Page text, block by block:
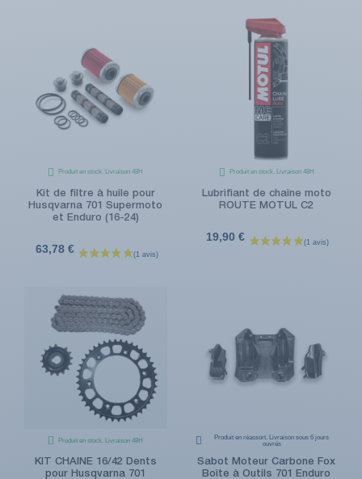
Produit en stock. Livraison 48H
Kit de filtre à huile pour
Husqvarna 701 Supermoto
et Enduro (16-24)
63,78 €
Produit en stock. Livraison 48H
Lubrifiant de chaîne moto
ROUTE MOTUL C2
19,90 €
Produit en stock. Livraison 48H
KIT CHAINE 16/42 Dents
pour Husqvarna 701
Produit en réassort. Livraison sous 6 jours
ouvrés
Sabot Moteur Carbone Fox
Boîte à Outils 701 Enduro